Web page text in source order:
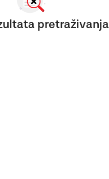
pretraživanja